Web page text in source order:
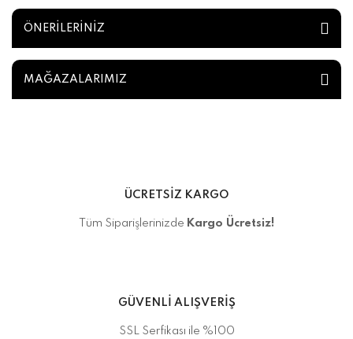
ÖNERİLERİNİZ
MAĞAZALARIMIZ
ÜCRETSİZ KARGO
Tüm Siparişlerinizde Kargo Ücretsiz!
GÜVENLİ ALIŞVERİŞ
SSL Serfikası ile %100